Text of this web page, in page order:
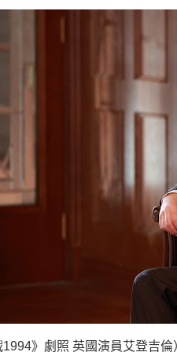
1994》劇照 英國演員艾登吉倫